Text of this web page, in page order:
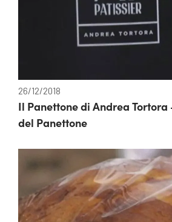
26/12/2018
Il Panettone di Andrea
del Panettone